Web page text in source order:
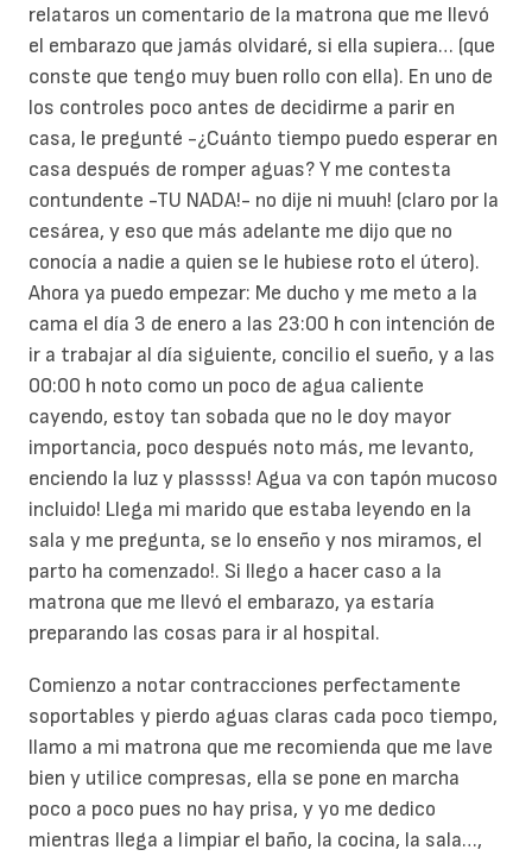
relataros un comentario de la matrona que me llevó
el embarazo que jamás olvidaré, si ella supiera… (que
conste que tengo muy buen rollo con ella). En uno de
los controles poco antes de decidirme a parir en
casa, le pregunté -¿Cuánto tiempo puedo esperar en
casa después de romper aguas? Y me contesta
contundente -TU NADA!- no dije ni muuh! (claro por la
cesárea, y eso que más adelante me dijo que no
conocía a nadie a quien se le hubiese roto el útero).
Ahora ya puedo empezar: Me ducho y me meto a la
cama el día 3 de enero a las 23:00 h con intención de
ir a trabajar al día siguiente, concilio el sueño, y a las
00:00 h noto como un poco de agua caliente
cayendo, estoy tan sobada que no le doy mayor
importancia, poco después noto más, me levanto,
enciendo la luz y plassss! Agua va con tapón mucoso
incluido! Llega mi marido que estaba leyendo en la
sala y me pregunta, se lo enseño y nos miramos, el
parto ha comenzado!. Si llego a hacer caso a la
matrona que me llevó el embarazo, ya estaría
preparando las cosas para ir al hospital.
Comienzo a notar contracciones perfectamente
soportables y pierdo aguas claras cada poco tiempo,
llamo a mi matrona que me recomienda que me lave
bien y utilice compresas, ella se pone en marcha
poco a poco pues no hay prisa, y yo me dedico
mientras llega a limpiar el baño, la cocina, la sala…,